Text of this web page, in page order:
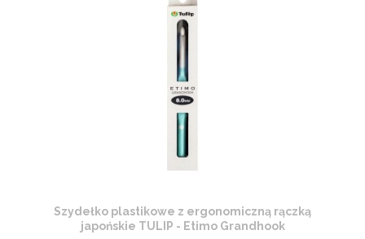
Szydełko plastikowe z ergonomiczną rączką
japońskie TULIP - Etimo Grandhook